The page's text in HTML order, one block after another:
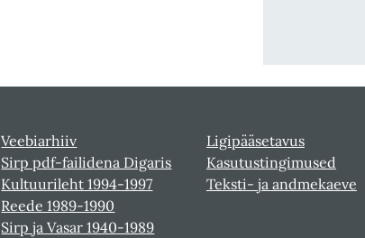
Veebiarhiiv
Sirp pdf-failidena Digaris
Kultuurileht 1994-1997
Reede 1989-1990
Sirp ja Vasar 1940-1989
Ligipääsetavus
Kasutustingimused
Teksti- ja andmekaeve